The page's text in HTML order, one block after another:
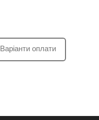
Варіанти оплати